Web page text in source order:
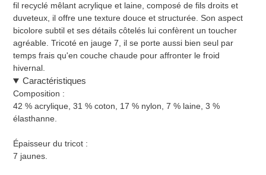
fil recyclé mêlant acrylique et laine, composé de fils droits et
duveteux, il offre une texture douce et structurée. Son aspect
bicolore subtil et ses détails côtelés lui confèrent un toucher
agréable. Tricoté en jauge 7, il se porte aussi bien seul par
temps frais qu'en couche chaude pour affronter le froid
hivernal.
Caractéristiques
Composition :
42 % acrylique, 31 % coton, 17 % nylon, 7 % laine, 3 %
élasthanne.
Épaisseur du tricot :
7 jaunes.